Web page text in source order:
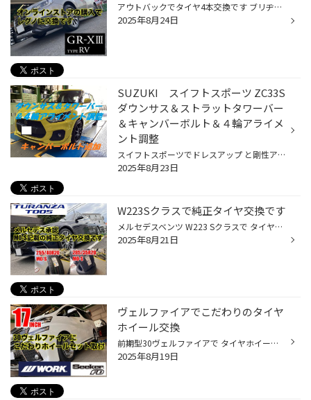
アウトバックでタイヤ4本交換です ブリヂストンタイヤオンラインストアで タイヤを購入です 装着タイヤはこちら レグノGR-XIII TYPE RV 225/60R18 新しいレグノGR-XIII TYPE RVは 新技術ENLITENを採用されています ミニバンだけでなくSUVにも使用できる プレミアムコンフォートタイヤです ご来店あ...
2025年8月24日
SUZUKI スイフトスポーツ ZC33S
ダウンサス＆ストラットタワーバー
＆キャンバーボルト＆４輪アライメ
ント調整
スイフトスポーツでドレスアップ と剛性アップのご紹介です☆ まずはボディ補強定番とも言えます クスコ ストラットタワーバー のお取り付け！ サスペンション上部を補強バーで 繋ぐコトでボディのよじれを低減、 ハンドリングや接地感の向上が 目的です。 しかし、取り付け方がチョイと特殊と 言い...
2025年8月23日
W223Sクラスで純正タイヤ交換です
メルセデスベンツ W223 Sクラスで タイヤ4本交換です 装着タイヤはメルセデス承認タイヤ Sクラス専用トランザT005 MO-S フロント 255/40R20 リア 285/35R20 トランザT005 MO-SはB-Silent技術が 採用されたタイヤでタイヤ内面に 帯状のウレタンスポンジが搭載されています これらの技術は純正に採用...
2025年8月21日
ヴェルファイアでこだわりのタイヤ
ホイール交換
前期型30ヴェルファイアで タイヤホイールの交換です 装着タイヤ、ホイールはこちら タイヤ レグノGR-XIII TYPE RV サイズは225/60R17 ホイール WORK Seeker FD サイズは17x7.2 24 5-114 スーパーローディスク カラーはこだーりのオプションカラー トランスグレーポリッシュです 今回のコンセプトは...
2025年8月19日